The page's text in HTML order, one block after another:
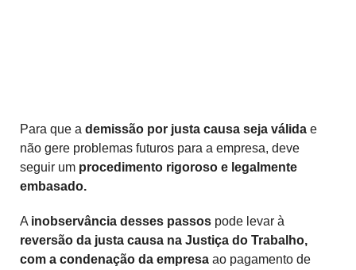
Para que a demissão por justa causa seja válida e
não gere problemas futuros para a empresa, deve
seguir um procedimento rigoroso e legalmente
embasado.
A inobservância desses passos pode levar à
reversão da justa causa na Justiça do Trabalho,
com a condenação da empresa ao pagamento de